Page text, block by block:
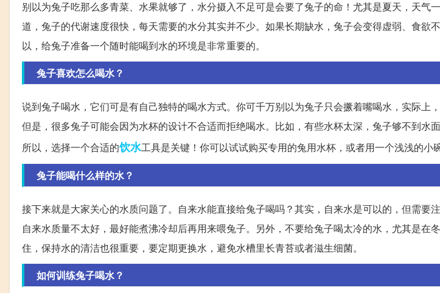
别以为兔子吃那么多青菜、水果就够了，水分摄入不足可是会要了兔子的命！尤其是夏天，天气
道，兔子的代谢速度很快，每天需要的水分其实并不少。如果长期缺水，兔子会变得虚弱、食欲
以，给兔子准备一个随时能喝到水的环境是非常重要的。
兔子喜欢怎么喝水？
说到兔子喝水，它们可是有自己独特的喝水方式。你可千万别以为兔子只会撅着嘴喝水，实际上
但是，很多兔子可能会因为水杯的设计不合适而拒绝喝水。比如，有些水杯太深，兔子够不到水
所以，选择一个合适的饮水工具是关键！你可以试试购买专用的兔用水杯，或者用一个浅浅的小
兔子能喝什么样的水？
接下来就是大家关心的水质问题了。自来水能直接给兔子喝吗？其实，自来水是可以的，但需要
自来水质量不太好，最好能煮沸冷却后再用来喂兔子。另外，不要给兔子喝太冷的水，尤其是在
住，保持水的清洁也很重要，要定期更换水，避免水槽里长青苔或者滋生细菌。
如何训练兔子喝水？